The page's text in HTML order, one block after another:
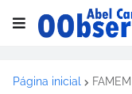
Página inicial FAMEM